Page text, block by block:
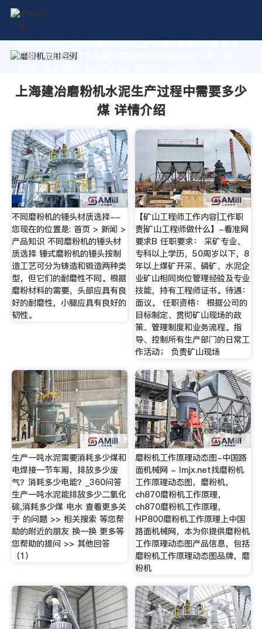
作为专业的 上海建冶磨粉机水泥生产过程中需要多少煤 制造
厂家，我们致力于为您量身定制高价值的粉体加工系统方案。
上海建冶磨粉机水泥生产过程中需要多少
煤 详情介绍
不同磨粉机的锤头材质选择--
您现在的位置是: 首页 > 新闻 >
产品知识 不同磨粉机的锤头材
质选择 锤式磨粉机的锤头按制
造工艺可分为铸造和锻造两种类
型，但它们的耐磨性不同。根据
磨粉材料的需要，头部应具有良
好的耐磨性，小腿应具有良好的
韧性。
【矿山工程师工作内容|工作职
责|矿山工程师做什么】-看准网
要求B 任职要求： 采矿专业、
专科以上学历，50周岁以下，8
年以上煤矿开采、磷矿、水泥企
业矿山相同岗位管理经验及专业
技能，持有工程师证书。待遇：
面议。 任职资格： 根据公司的
目标制定、贯彻矿山现场的政
策、管理制度和业务流程。指
导、控制所有生产部门的日常工
作活动； 负责矿山现场
生产一吨水泥需要消耗多少煤和
电焊接一节车厢，排放多少废
气？消耗多少电能？_360问答
生产一吨水泥能排放多少二氧化
碳,消耗多少煤 电水 查看更多关
于 的问题 >> 相关搜索 等您帮
助的附近的朋友 换一换 更多等
您帮助的提问 >> 其他回答
（1）
磨粉机工作原理动态图-中国路
面机械网 - lmjx.net找磨粉机
工作原理动态图，磨粉机，
ch870磨粉机工作原理，
ch870磨粉机工作原理，
HP800磨粉机工作原理上中国
路面机械网，本为你提供磨粉机
工作原理动态图产品信息，包括
磨粉机工作原理动态图品牌，磨
粉机